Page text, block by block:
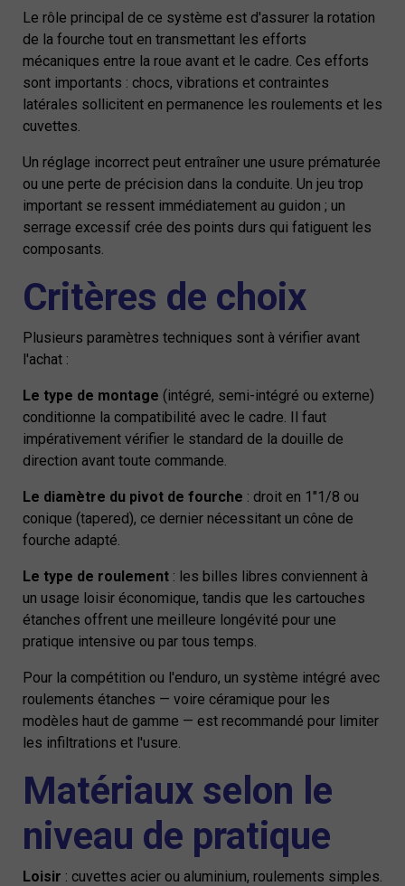
Le rôle principal de ce système est d'assurer la rotation
de la fourche tout en transmettant les efforts
mécaniques entre la roue avant et le cadre. Ces efforts
sont importants : chocs, vibrations et contraintes
latérales sollicitent en permanence les roulements et les
cuvettes.
Un réglage incorrect peut entraîner une usure prématurée
ou une perte de précision dans la conduite. Un jeu trop
important se ressent immédiatement au guidon ; un
serrage excessif crée des points durs qui fatiguent les
composants.
Critères de choix
Plusieurs paramètres techniques sont à vérifier avant
l'achat :
Le type de montage (intégré, semi-intégré ou externe)
conditionne la compatibilité avec le cadre. Il faut
impérativement vérifier le standard de la douille de
direction avant toute commande.
Le diamètre du pivot de fourche : droit en 1"1/8 ou
conique (tapered), ce dernier nécessitant un cône de
fourche adapté.
Le type de roulement : les billes libres conviennent à
un usage loisir économique, tandis que les cartouches
étanches offrent une meilleure longévité pour une
pratique intensive ou par tous temps.
Pour la compétition ou l'enduro, un système intégré avec
roulements étanches — voire céramique pour les
modèles haut de gamme — est recommandé pour limiter
les infiltrations et l'usure.
Matériaux selon le
niveau de pratique
Loisir : cuvettes acier ou aluminium, roulements simples.